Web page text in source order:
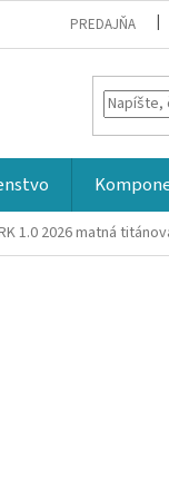
PREDAJŇA
1.0 2026matná